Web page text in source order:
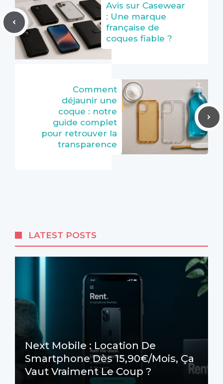
Avis sur Casewear
: Une marque
française de
coques fiable ?
Comment
déjaunir une
coque : notre
guide complet
pour retrouver la
transparence
LATEST POSTS
Next Mobile : Location De
Smartphone Dès 15,90€/mois, Ça
Vaut Vraiment Le Coup ?